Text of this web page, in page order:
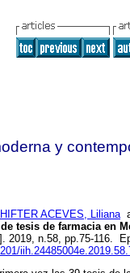
y
ACEVES, Liliana
tesis de farmacia en
2019, n.58, pp.75-116.